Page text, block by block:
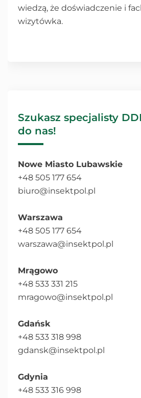
wiedzą, że doświadczenie i
wizytówka.
Szukasz specjalisty
do nas!
Nowe Miasto Lubawskie
+48 505 177 654
biuro@insektpol.pl
Warszawa
+48 505 177 654
warszawa@insektpol.pl
Mrągowo
+48 533 331 215
mragowo@insektpol.pl
Gdańsk
+48 533 318 998
gdansk@insektpol.pl
Gdynia
+48 533 316 998